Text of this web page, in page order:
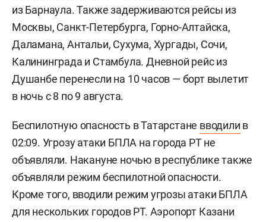
из Барнаула. Также задерживаются рейсы из
Москвы, Санкт-Петербурга, Горно-Алтайска,
Даламана, Антальи, Сухума, Хургады, Сочи,
Калининграда и Стамбула. Дневной рейс из
Душанбе перенесли на 10 часов — борт вылетит
в ночь с 8 по 9 августа.
Беспилотную опасность в Татарстане вводили в
02:09. Угрозу атаки БПЛА на города РТ не
объявляли. Накануне ночью в республике также
объявляли режим беспилотной опасности.
Кроме того, вводили режим угрозы атаки БПЛА
для нескольких городов РТ. Аэропорт Казани